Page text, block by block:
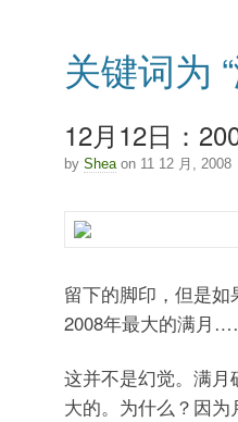
关键词为
12月12日：
by Sheaon 11 12 月, 2008
留下的脚印，但是
2008年最大的满月
这并不是幻觉。满
大的。为什么？因